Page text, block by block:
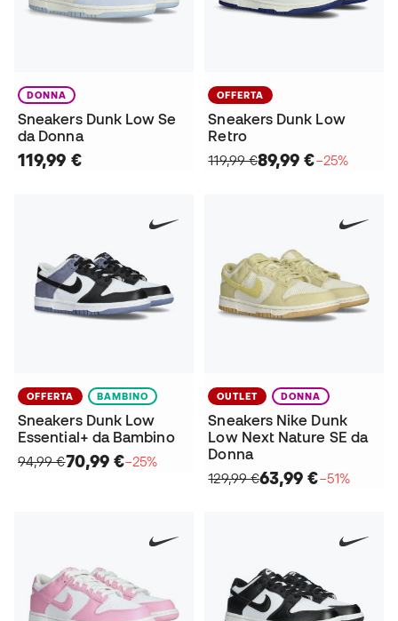
DONNA
Sneakers Dunk Low Se
da Donna
119,99 €
OFFERTA
Sneakers Dunk Low
Retro
119,99 €89,99 €−25%
OFFERTA BAMBINO
Sneakers Dunk Low
Essential+ da Bambino
94,99 €70,99 €−25%
OUTLET DONNA
Sneakers Nike Dunk
Low Next Nature SE da
Donna
129,99 €63,99 €−51%